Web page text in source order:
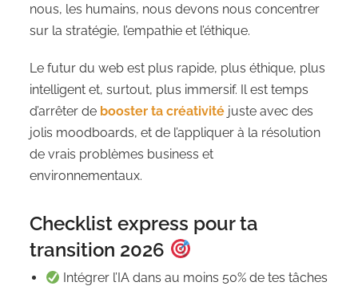
nous, les humains, nous devons nous concentrer
sur la stratégie, l’empathie et l’éthique.
Le futur du web est plus rapide, plus éthique, plus
intelligent et, surtout, plus immersif. Il est temps
d’arrêter de booster ta créativité juste avec des
jolis moodboards, et de l’appliquer à la résolution
de vrais problèmes business et
environnementaux.
Checklist express pour ta
transition 2026
Intégrer l’IA dans au moins 50% de tes tâches